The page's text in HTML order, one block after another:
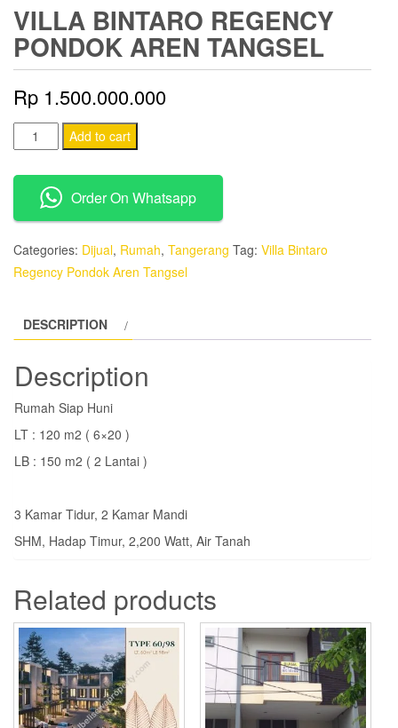
VILLA BINTARO REGENCY
PONDOK AREN TANGSEL
Rp 1.500.000.000
Villa
Bintaro
Regency
Pondok
Aren
Tangsel
quantity
Add to cart
Order On Whatsapp
Categories: Dijual, Rumah, Tangerang Tag: Villa Bintaro
Regency Pondok Aren Tangsel
DESCRIPTION
Description
Rumah Siap Huni
LT : 120 m2 ( 6×20 )
LB : 150 m2 ( 2 Lantai )
3 Kamar Tidur, 2 Kamar Mandi
SHM, Hadap Timur, 2,200 Watt, Air Tanah
Related products